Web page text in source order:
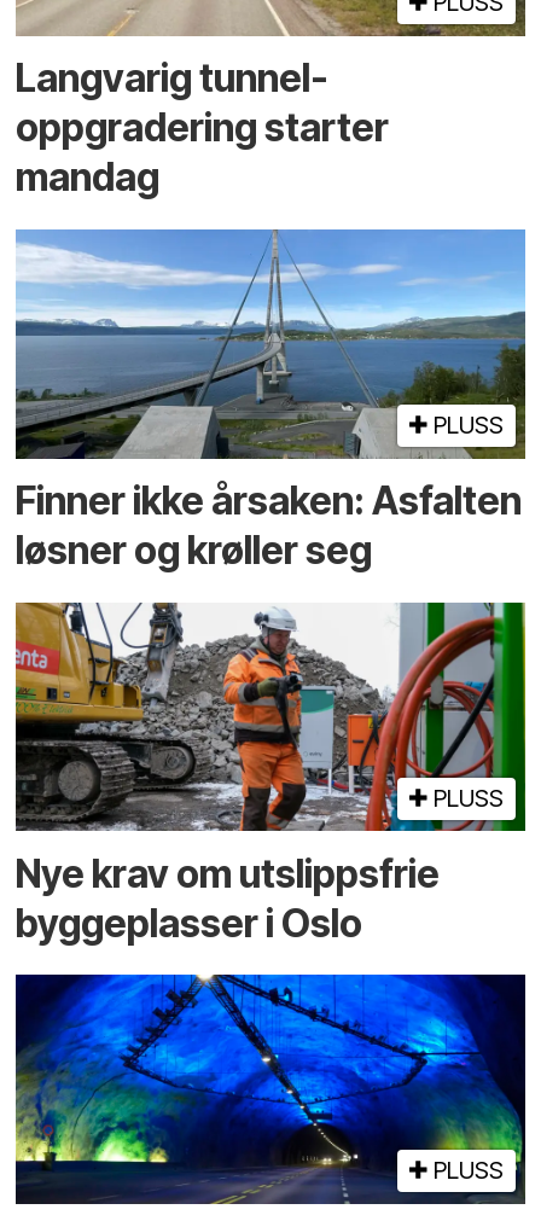
Langvarig tunnel­
oppgradering starter
mandag
PLUSS
Finner ikke årsaken: Asfalten
løsner og krøller seg
PLUSS
Nye krav om utslippsfrie
byggeplasser i Oslo
PLUSS